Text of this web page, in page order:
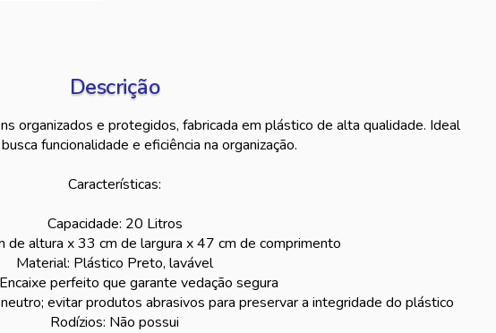
Descrição
organizados e protegidos, fabricada em plástico de alta qualidade. Ideal
funcionalidade e eficiência na organização.
Características:
Capacidade: 20 Litros
de altura x 33 cm de largura x 47 cm de comprimento
Material: Plástico Preto, lavável
perfeito que garante vedação segura
evitar produtos abrasivos para preservar a integridade do plástico
Rodízios: Não possui